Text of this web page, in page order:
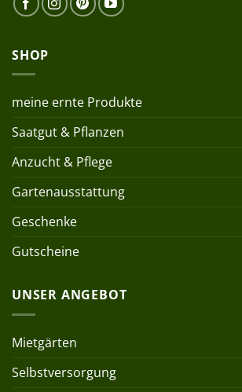
SHOP
meine ernte Produkte
Saatgut & Pflanzen
Anzucht & Pflege
Gartenausstattung
Geschenke
Gutscheine
UNSER ANGEBOT
Mietgärten
Selbstversorgung